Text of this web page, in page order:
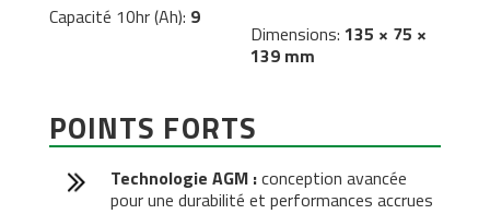
Capacité 10hr (Ah): 9
Dimensions: 135 × 75 ×
139 mm
POINTS FORTS
Technologie AGM :conception avancée
pour une durabilité et performances accrues